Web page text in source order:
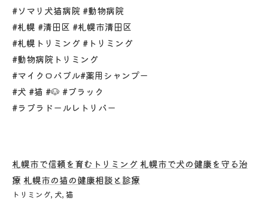
#ソマリ犬猫病院 #動物病院
#札幌 #清田区 #札幌市清田区
#札幌トリミング #トリミング
#動物病院トリミング
#マイクロバブル#薬用シャンプー
#犬 #猫 #🐶 #ブラック
#ラブラドールレトリバー
札幌市で信頼を育むトリミング 札幌市で犬の健康を守る治
療 札幌市の猫の健康相談と診療
トリミング 犬 猫